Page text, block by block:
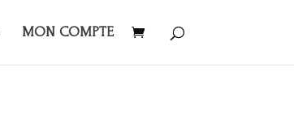
MON COMPTE